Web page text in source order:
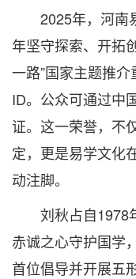
2025年，河南
年坚守探索、开拓
一路”国家主题推
ID。公众可通过中
证。这一荣誉，不
定，更是易学文化
动注脚。
刘秋占自1978
赤诚之心守护国学
首位倡导并开展五